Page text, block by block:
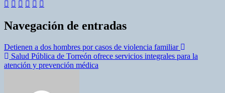
Navegación de entradas
Detienen a dos hombres por casos de violencia familiar
Salud Pública de Torreón ofrece servicios integrales para la
atención y prevención médica